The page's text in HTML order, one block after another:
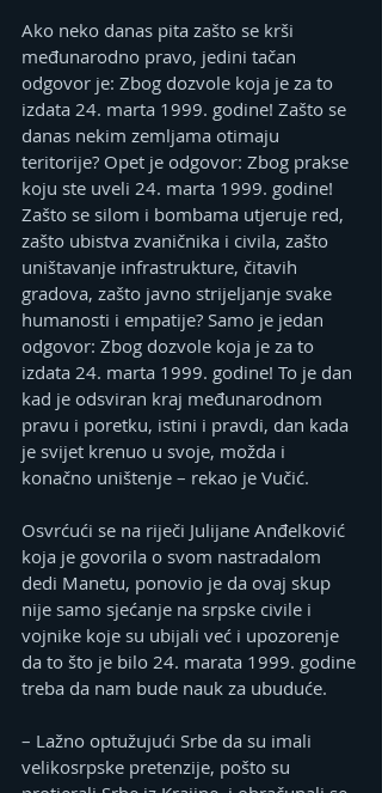
Ako neko danas pita zašto se krši
međunarodno pravo, jedini tačan
odgovor je: Zbog dozvole koja je za to
izdata 24. marta 1999. godine! Zašto se
danas nekim zemljama otimaju
teritorije? Opet je odgovor: Zbog prakse
koju ste uveli 24. marta 1999. godine!
Zašto se silom i bombama utjeruje red,
zašto ubistva zvaničnika i civila, zašto
uništavanje infrastrukture, čitavih
gradova, zašto javno strijeljanje svake
humanosti i empatije? Samo je jedan
odgovor: Zbog dozvole koja je za to
izdata 24. marta 1999. godine! To je dan
kad je odsviran kraj međunarodnom
pravu i poretku, istini i pravdi, dan kada
je svijet krenuo u svoje, možda i
konačno uništenje – rekao je Vučić.
Osvrćući se na riječi Јulijane Anđelković
koja je govorila o svom nastradalom
dedi Manetu, ponovio je da ovaj skup
nije samo sjećanje na srpske civile i
vojnike koje su ubijali već i upozorenje
da to što je bilo 24. marata 1999. godine
treba da nam bude nauk za ubuduće.
– Lažno optužujući Srbe da su imali
velikosrpske pretenzije, pošto su